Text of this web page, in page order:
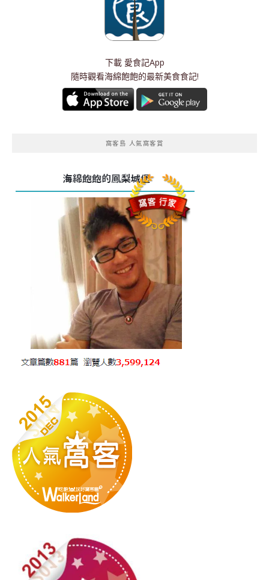
下載 愛食記App
隨時觀看海綿飽飽的最新美食食記!
窩客島 人氣窩客賞